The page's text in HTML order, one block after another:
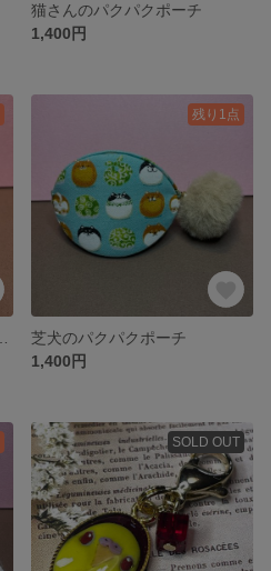
猫さんのパクパクポーチ
1,400円
残り1点
芝犬のパクパクポーチ
1,400円
SOLD OUT